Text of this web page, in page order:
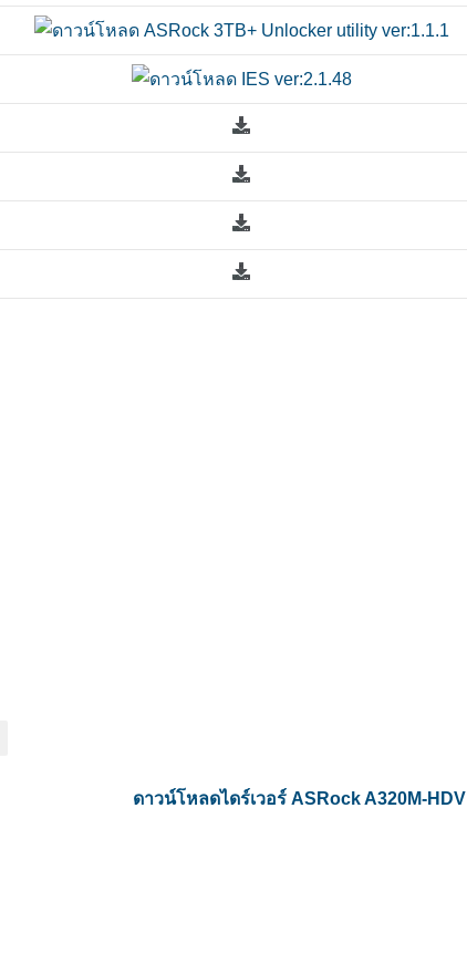
ดาวน์โหลดไดร์เวอร์ ASRock A320M-HDV